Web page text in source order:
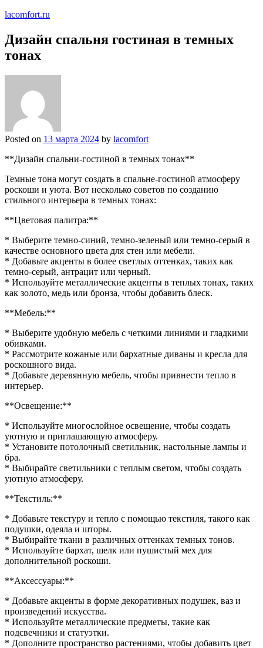
lacomfort.ru
Дизайн спальня гостиная в темных
тонах
Posted on 13 марта 2024 by lacomfort
**Дизайн спальни-гостиной в темных тонах**
Темные тона могут создать в спальне-гостиной атмосферу
роскоши и уюта. Вот несколько советов по созданию
стильного интерьера в темных тонах:
**Цветовая палитра:**
* Выберите темно-синий, темно-зеленый или темно-серый в
качестве основного цвета для стен или мебели.
* Добавьте акценты в более светлых оттенках, таких как
темно-серый, антрацит или черный.
* Используйте металлические акценты в теплых тонах, таких
как золото, медь или бронза, чтобы добавить блеск.
**Мебель:**
* Выберите удобную мебель с четкими линиями и гладкими
обивками.
* Рассмотрите кожаные или бархатные диваны и кресла для
роскошного вида.
* Добавьте деревянную мебель, чтобы привнести тепло в
интерьер.
**Освещение:**
* Используйте многослойное освещение, чтобы создать
уютную и приглашающую атмосферу.
* Установите потолочный светильник, настольные лампы и
бра.
* Выбирайте светильники с теплым светом, чтобы создать
уютную атмосферу.
**Текстиль:**
* Добавьте текстуру и тепло с помощью текстиля, такого как
подушки, одеяла и шторы.
* Выбирайте ткани в различных оттенках темных тонов.
* Используйте бархат, шелк или пушистый мех для
дополнительной роскоши.
**Аксессуары:**
* Добавьте акценты в форме декоративных подушек, ваз и
произведений искусства.
* Используйте металлические предметы, такие как
подсвечники и статуэтки.
* Дополните пространство растениями, чтобы добавить цвет